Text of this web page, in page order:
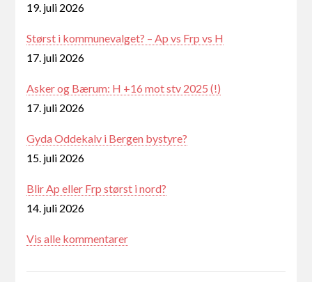
19. juli 2026
Størst i kommunevalget? – Ap vs Frp vs H
17. juli 2026
Asker og Bærum: H +16 mot stv 2025 (!)
17. juli 2026
Gyda Oddekalv i Bergen bystyre?
15. juli 2026
Blir Ap eller Frp størst i nord?
14. juli 2026
Vis alle kommentarer